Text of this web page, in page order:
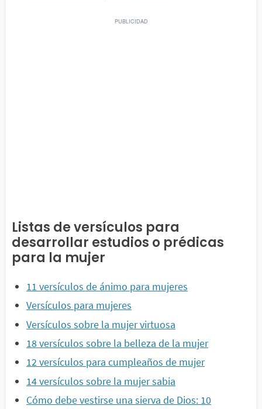
Listas de versículos para
desarrollar estudios o prédicas
para la mujer
11 versículos de ánimo para mujeres
Versículos para mujeres
Versículos sobre la mujer virtuosa
18 versículos sobre la belleza de la mujer
12 versículos para cumpleaños de mujer
14 versículos sobre la mujer sabia
Cómo debe vestirse una sierva de Dios: 10